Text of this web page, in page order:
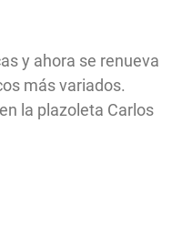
y ahora se renueva
más variados.
la plazoleta Carlos